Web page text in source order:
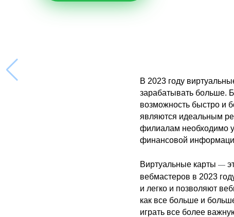
В 2023 году
зарабатывать больше.
возможность быстро и
являются идеальным
филиалам необходимо
финансовой
Виртуальные карты —
вебмастеров в 2023
и легко и позволяют
как все больше и
играть все более